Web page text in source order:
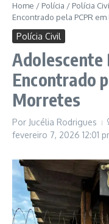
Home / Polícia / Polícia
Encontrado pela PCPR
Polícia Civil
Adolescente
Encontrado
Morretes
Por Jucélia Rodrigues
fevereiro 7, 2026 12:01